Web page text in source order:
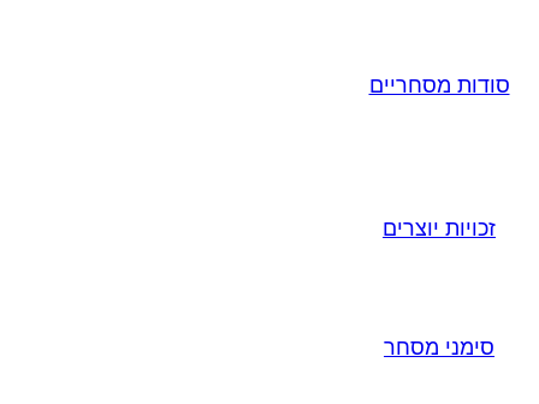
סודות מסחריים
זכויות יוצרים
סימני מסחר